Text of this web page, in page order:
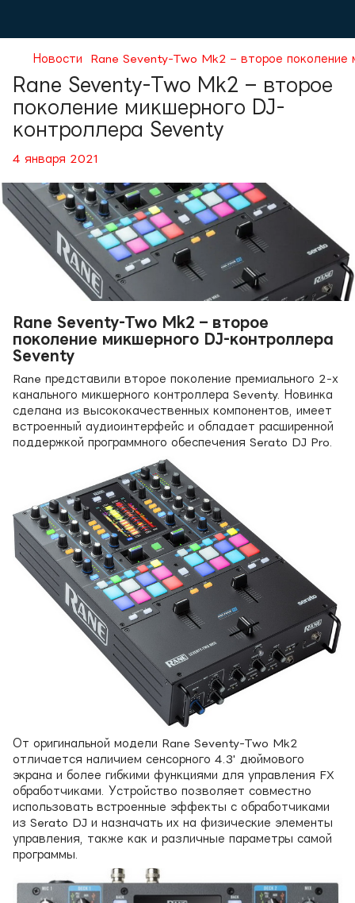
Новости Rane Seventy-Two Mk2 – второе поколение
Rane Seventy-Two Mk2 – второе
поколение микшерного DJ-
контроллера Seventy
4 января 2021
Rane Seventy-Two Mk2 – второе
поколение микшерного DJ-контроллера
Seventy
Rane представили второе поколение премиального 2-х
канального микшерного контроллера Seventy. Новинка
сделана из высококачественных компонентов, имеет
встроенный аудиоинтерфейс и обладает расширенной
поддержкой программного обеспечения Serato DJ Pro.
От оригинальной модели Rane Seventy-Two Mk2
отличается наличием сенсорного 4.3' дюймового
экрана и более гибкими функциями для управления FX
обработчиками. Устройство позволяет совместно
использовать встроенные эффекты с обработчиками
из Serato DJ и назначать их на физические элементы
управления, также как и различные параметры самой
программы.